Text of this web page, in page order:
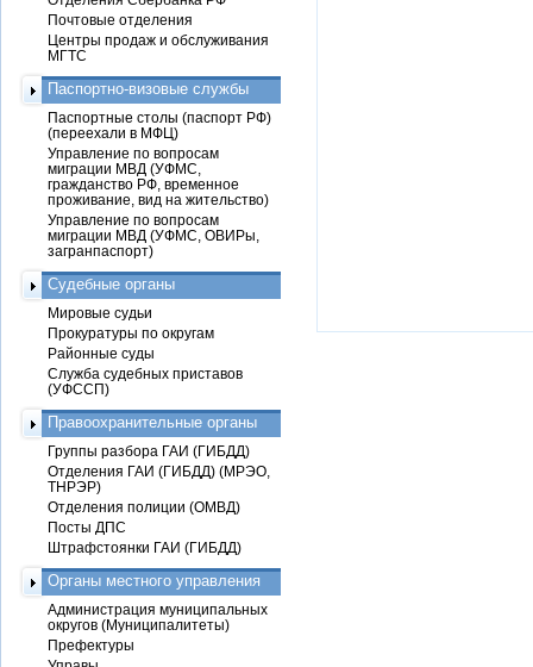
Почтовые отделения
Центры продаж и обслуживания
МГТС
Паспортно-визовые службы
Паспортные столы (паспорт РФ)
(переехали в МФЦ)
Управление по вопросам
миграции МВД (УФМС,
гражданство РФ, временное
проживание, вид на жительство)
Управление по вопросам
миграции МВД (УФМС, ОВИРы,
загранпаспорт)
Судебные органы
Мировые судьи
Прокуратуры по округам
Районные суды
Служба судебных приставов
(УФССП)
Правоохранительные органы
Группы разбора ГАИ (ГИБДД)
Отделения ГАИ (ГИБДД) (МРЭО,
ТНРЭР)
Отделения полиции (ОМВД)
Посты ДПС
Штрафстоянки ГАИ (ГИБДД)
Органы местного управления
Администрация муниципальных
округов (Муниципалитеты)
Префектуры